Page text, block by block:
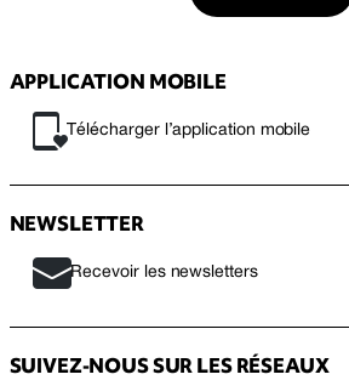
APPLICATION MOBILE
Télécharger l’application mobile
NEWSLETTER
Recevoir les newsletters
SUIVEZ-NOUS SUR LES RÉSEAUX